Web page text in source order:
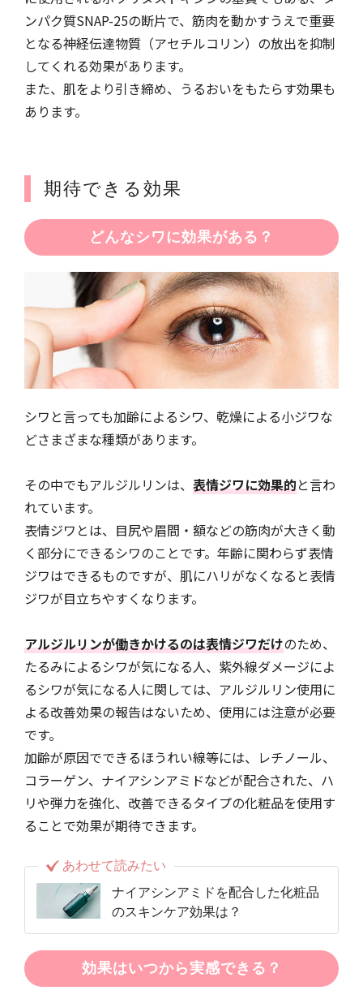
ンパク質SNAP-25の断片で、筋肉を動かすうえで重要
となる神経伝達物質（アセチルコリン）の放出を抑制
してくれる効果があります。
また、肌をより引き締め、うるおいをもたらす効果も
あります。
期待できる効果
どんなシワに効果がある？
シワと言っても加齢によるシワ、乾燥による小ジワな
どさまざまな種類があります。
その中でもアルジルリンは、 表情ジワに効果的と言わ
れています。
表情ジワとは、目尻や眉間・額などの筋肉が大きく動
く部分にできるシワのことです。年齢に関わらず表情
ジワはできるものですが、肌にハリがなくなると表情
ジワが目立ちやすくなります。
アルジルリンが働きかけるのは表情ジワだけのため、
たるみによるシワが気になる人、紫外線ダメージによ
るシワが気になる人に関しては、アルジルリン使用に
よる改善効果の報告はないため、使用には注意が必要
です。
加齢が原因でできるほうれい線等には、レチノール、
コラーゲン、ナイアシンアミドなどが配合された、ハ
リや弾力を強化、改善できるタイプの化粧品を使用す
ることで効果が期待できます。
あわせて読みたい
ナイアシンアミドを配合した化粧品
のスキンケア効果は？
効果はいつから実感できる？